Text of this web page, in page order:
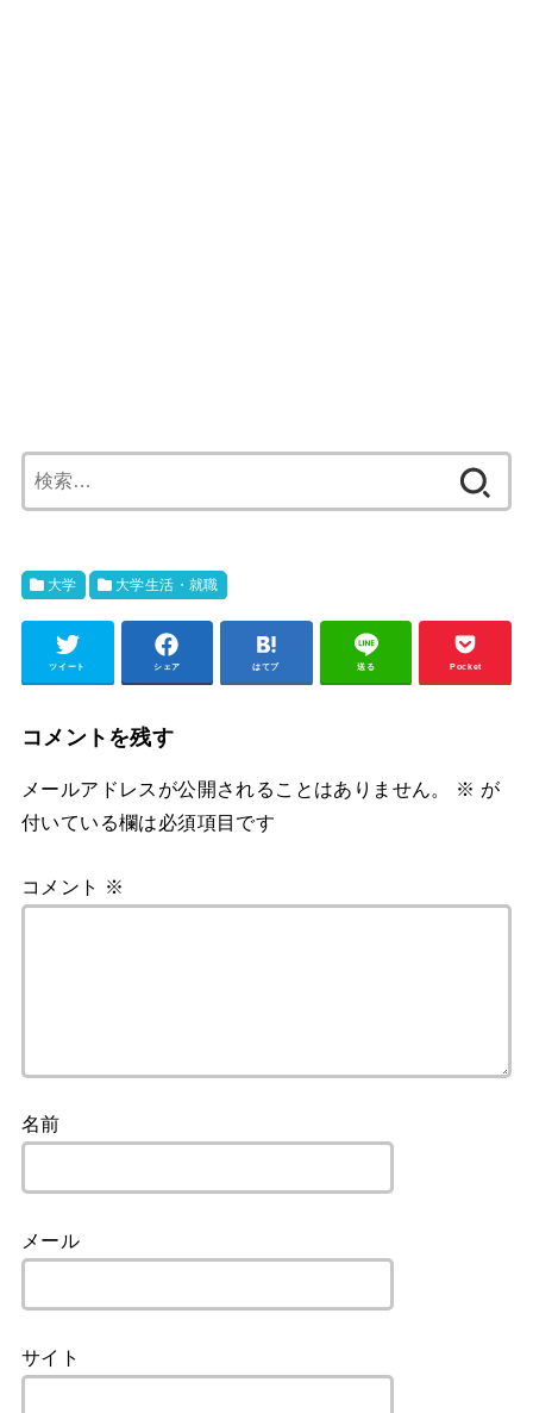
索:
大学 大学生活・就職
ツイート シェア はてブ 送る Pocket
コメントを残す
メールアドレスが公開されることはありません。 ※ が
付いている欄は必須項目です
コメント ※
名前
メール
サイト